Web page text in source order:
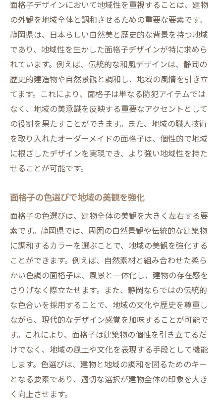
面格子デザインにおいて地域性を重視することは、建物
の外観を地域全体と調和させるための重要な要素です。
静岡県は、日本らしい自然美と歴史的な背景を持つ地域
であり、地域性を生かした面格子デザインが特に求めら
れています。例えば、伝統的な和風デザインは、静岡の
歴史的建造物や自然景観と調和し、地域の風情を引き立
てます。これにより、面格子は単なる防犯アイテムでは
なく、地域の美意識を反映する重要なアクセントとして
の役割を果たすことができます。また、地域の職人技術
を取り入れたオーダーメイドの面格子は、個性的で地域
に根ざしたデザインを実現でき、より強い地域性を持た
せることが可能です。
面格子の色選びで地域の美観を強化
面格子の色選びは、建物全体の美観を大きく左右する要
素です。静岡県では、周囲の自然景観や伝統的な建築物
に調和するカラーを選ぶことで、地域の美観を強化する
ことができます。例えば、自然素材と組み合わせた柔ら
かい色調の面格子は、風景と一体化し、建物の存在感を
さりげなく際立たせます。また、静岡ならではの伝統的
な色合いを採用することで、地域の文化や歴史を尊重し
ながら、現代的なデザイン感覚を加味することが可能で
す。これにより、面格子は建築物の個性を引き立てるだ
けでなく、地域の風土や文化を表現する手段として機能
します。色選びは、建物と地域の調和を図るためのキー
となる要素であり、適切な選択が建物全体の印象を大き
く向上させます。